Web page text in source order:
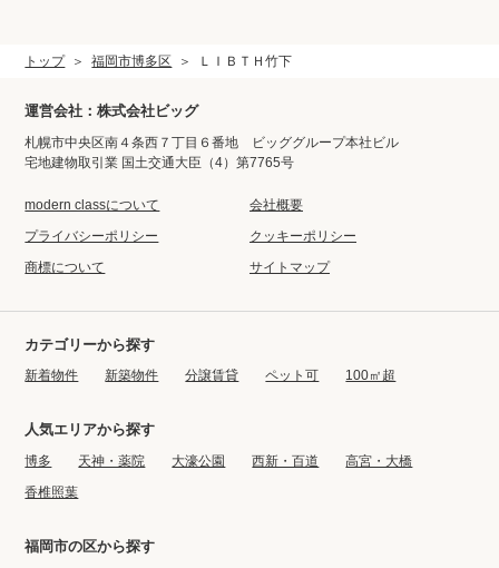
トップ 福岡市博多区 ＬＩＢＴＨ竹下
運営会社：株式会社ビッグ
札幌市中央区南４条西７丁目６番地 ビッググループ本社ビル
宅地建物取引業 国土交通大臣（4）第7765号
modern classについて
会社概要
プライバシーポリシー
クッキーポリシー
商標について
サイトマップ
カテゴリーから探す
新着物件 新築物件 分譲賃貸 ペット可 100㎡超
人気エリアから探す
博多 天神・薬院 大濠公園 西新・百道
高宮・大橋
香椎照葉
福岡市の区から探す